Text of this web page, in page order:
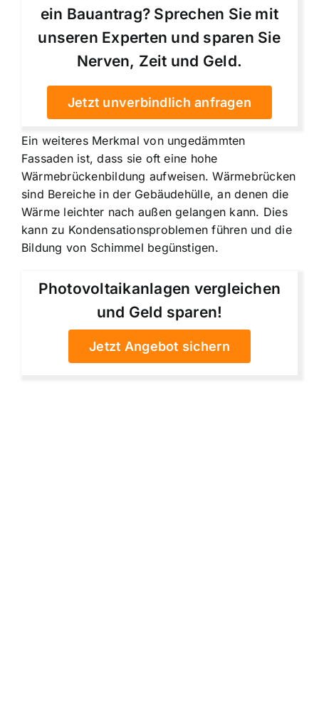
ein Bauantrag? Sprechen Sie mit
unseren Experten und sparen Sie
Nerven, Zeit und Geld.
Jetzt unverbindlich anfragen
Ein weiteres Merkmal von ungedämmten
Fassaden ist, dass sie oft eine hohe
Wärmebrückenbildung aufweisen. Wärmebrücken
sind Bereiche in der Gebäudehülle, an denen die
Wärme leichter nach außen gelangen kann. Dies
kann zu Kondensationsproblemen führen und die
Bildung von Schimmel begünstigen.
Photovoltaikanlagen vergleichen
und Geld sparen!
Jetzt Angebot sichern